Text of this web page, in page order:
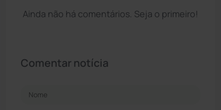
Ainda não há comentários. Seja o primeiro!
Comentar notícia